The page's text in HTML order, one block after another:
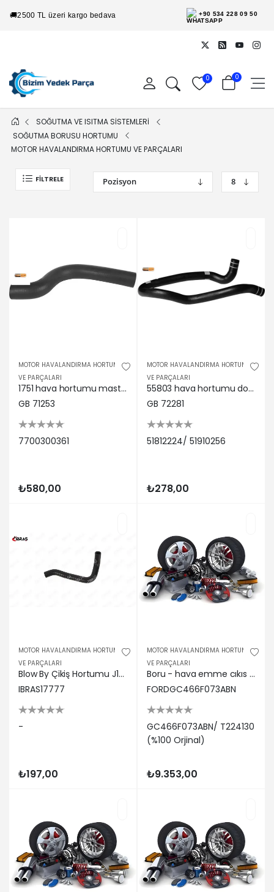
🚚2500 TL üzeri kargo bedava +90 534 228 09 50
0 0
SOĞUTMA VE ISITMA SİSTEMLERİ
SOĞUTMA BORUSU HORTUMU
MOTOR HAVALANDIRMA HORTUMU VE PARÇALARI
FILTRELE
MOTOR HAVALANDIRMA HORTUMU
VE PARÇALARI
1751 hava hortumu master-movano 98-04 Gb kaucuk 7700300361
GB 71253
7700300361
₺580,00
MOTOR HAVALANDIRMA HORTUMU
VE PARÇALARI
55803 hava hortumu doblo ııı ym 1.3 Gb kaucuk 51812224/ 51910256
GB 72281
51812224/ 51910256
₺278,00
MOTOR HAVALANDIRMA HORTUMU
VE PARÇALARI
Blow By Çikiş Hortumu J10 Euro Iv Ibras K142557/ 20018594116 17777
IBRAS17777
-
₺197,00
MOTOR HAVALANDIRMA HORTUMU
VE PARÇALARI
Boru - hava emme cıkıs ford gc466f073abn/ t224130
FORDGC466F073ABN
GC466F073ABN/ T224130
(%100 Orjinal)
₺9.353,00